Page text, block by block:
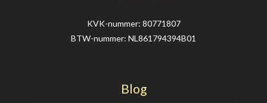
KVK-nummer: 80771807
BTW-nummer: NL861794394B01
Blog